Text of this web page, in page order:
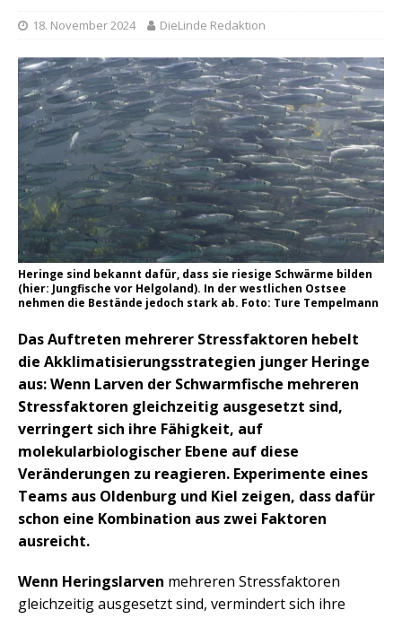
18. November 2024 DieLinde Redaktion
Heringe sind bekannt dafür, dass sie riesige Schwärme bilden
(hier: Jungfische vor Helgoland). In der westlichen Ostsee
nehmen die Bestände jedoch stark ab. Foto: Ture Tempelmann
Das Auftreten mehrerer Stressfaktoren hebelt
die Akklimatisierungsstrategien junger Heringe
aus: Wenn Larven der Schwarmfische mehreren
Stressfaktoren gleichzeitig ausgesetzt sind,
verringert sich ihre Fähigkeit, auf
molekularbiologischer Ebene auf diese
Veränderungen zu reagieren. Experimente eines
Teams aus Oldenburg und Kiel zeigen, dass dafür
schon eine Kombination aus zwei Faktoren
ausreicht.
Wenn Heringslarven mehreren Stressfaktoren
gleichzeitig ausgesetzt sind, vermindert sich ihre